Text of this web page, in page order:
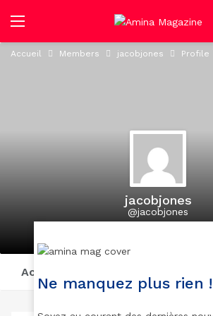
Accueil Members jacobjones Profile
jacobjones
@jacobjones
Activity
Ne manquez plus rien !